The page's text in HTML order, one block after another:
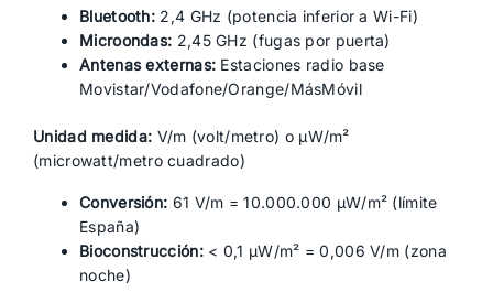
Bluetooth: 2,4 GHz (potencia inferior a Wi-Fi)
Microondas: 2,45 GHz (fugas por puerta)
Antenas externas: Estaciones radio base
Movistar/Vodafone/Orange/MásMóvil
Unidad medida: V/m (volt/metro) o µW/m²
(microwatt/metro cuadrado)
Conversión: 61 V/m = 10.000.000 µW/m² (límite
España)
Bioconstrucción:< 0,1 µW/m² = 0,006 V/m (zona
noche)